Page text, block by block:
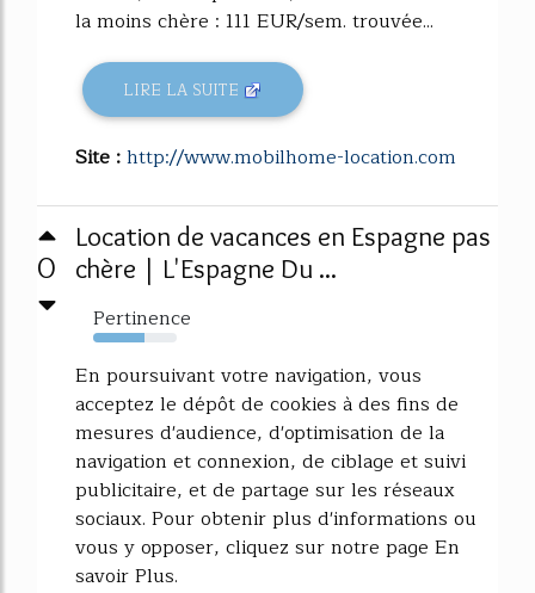
la moins chère : 111 EUR/sem. trouvée...
LIRE LA SUITE
Site :http://www.mobilhome-location.com
0
Location de vacances en Espagne pas
chère | L'Espagne Du ...
Pertinence
62%
En poursuivant votre navigation, vous
acceptez le dépôt de cookies à des fins de
mesures d'audience, d'optimisation de la
navigation et connexion, de ciblage et suivi
publicitaire, et de partage sur les réseaux
sociaux. Pour obtenir plus d'informations ou
vous y opposer, cliquez sur notre page En
savoir Plus.